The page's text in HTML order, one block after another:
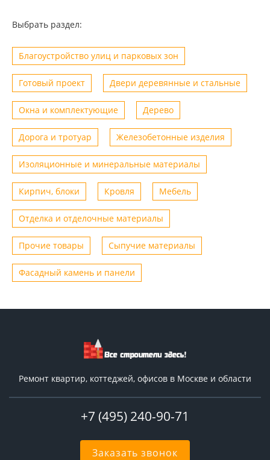
Выбрать раздел:
Благоустройство улиц и парковых зон
Готовый проект Двери деревянные и стальные
Окна и комплектующие Дерево
Дорога и тротуар Железобетонные изделия
Изоляционные и минеральные материалы
Кирпич, блоки Кровля Мебель
Отделка и отделочные материалы
Прочие товары Сыпучие материалы
Фасадный камень и панели
Ремонт квартир, коттеджей, офисов в Москве и области
+7 (495) 240-90-71
Заказать звонок